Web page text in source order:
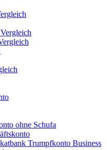
ohne Schufa
Trumpfkonto Business